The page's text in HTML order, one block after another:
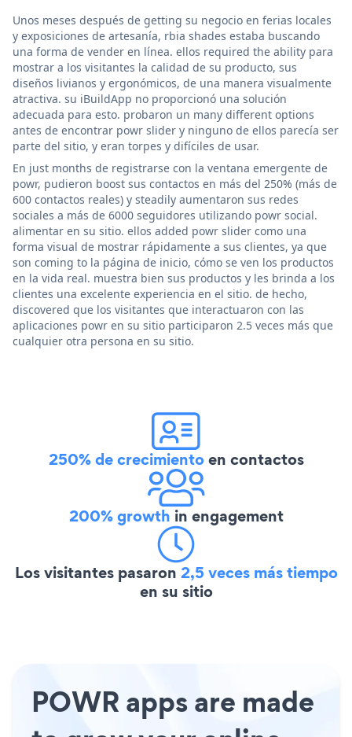
Unos meses después de getting su negocio en ferias locales
y exposiciones de artesanía, rbia shades estaba buscando
una forma de vender en línea. ellos required the ability para
mostrar a los visitantes la calidad de su producto, sus
diseños livianos y ergonómicos, de una manera visualmente
atractiva. su iBuildApp no proporcionó una solución
adecuada para esto. probaron un many different options
antes de encontrar powr slider y ninguno de ellos parecía ser
parte del sitio, y eran torpes y difíciles de usar.
En just months de registrarse con la ventana emergente de
powr, pudieron boost sus contactos en más del 250% (más de
600 contactos reales) y steadily aumentaron sus redes
sociales a más de 6000 seguidores utilizando powr social.
alimentar en su sitio. ellos added powr slider como una
forma visual de mostrar rápidamente a sus clientes, ya que
son coming to la página de inicio, cómo se ven los productos
en la vida real. muestra bien sus productos y les brinda a los
clientes una excelente experiencia en el sitio. de hecho,
discovered que los visitantes que interactuaron con las
aplicaciones powr en su sitio participaron 2.5 veces más que
cualquier otra persona en su sitio.
250% de crecimientoen contactos
200% growth in engagement
Los visitantes pasaron 2,5 veces más tiempo
en su sitio
POWR apps are made